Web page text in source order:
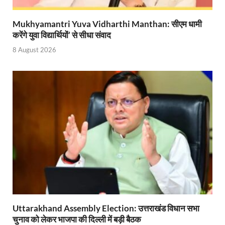
Union Budget Update: केंद्रीय बजट उत्तर प्रदेश के
Job Scheme For Youth: धामी सरकार ने प्रति माह
Star Infomatic: बजट 2026–27 से भारत की डिजिटल
Benefits of Peanuts: सर्दियों में कितनी मूंगफली एक दिन
Sapne Me Aag Dekhna: सपने में आग देखना का मतलब
Budget Day: वित्त मंत्री निर्मला सीतारमण वाराणसी और
Budget 2026: वित्त मंत्री निर्मला सीतारमण पेश कर रही
Ajit Pawar Death: महाराष्ट्र के उपमुख्यमंत्री अजित
भारत पर्व में उत्तराखण्ड की झांकी ‘आत्मनिर्भर उत्तराखण्ड’
Mukhyamantri Yuva Vidharthi Manthan: सीएम धामी
करेंगे युवा विद्यार्थियों’ से सीधा संवाद
8 August 2026
Uttarakhand Assembly Election: उत्तराखंड विधान सभा
चुनाव को लेकर भाजपा की दिल्ली में बड़ी बैठक